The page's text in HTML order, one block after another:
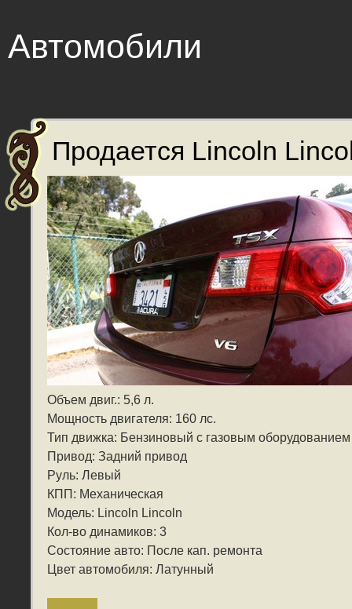
Автомобили
Продается Lincoln
Объем двиг.: 5,6 л.
Мощность двигателя: 160 лс.
Тип движка: Бензиновый с газовым оборудованием
Привод: Задний привод
Руль: Левый
КПП: Механическая
Модель: Lincoln Lincoln
Кол-во динамиков: 3
Состояние авто: После кап. ремонта
Цвет автомобиля: Латунный